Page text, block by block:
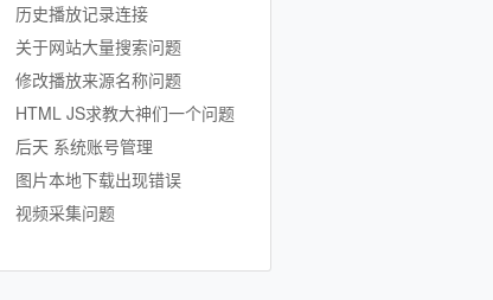
历史播放记录连接
关于网站大量搜索问题
修改播放来源名称问题
HTML JS求教大神们一个问题
后天 系统账号管理
图片本地下载出现错误
视频采集问题